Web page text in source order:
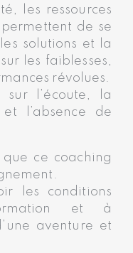
les ressources
de se
solutions et la
les faiblesses,
révolues.
l’écoute, la
l’absence de
ce coaching
les conditions
et à
aventure et